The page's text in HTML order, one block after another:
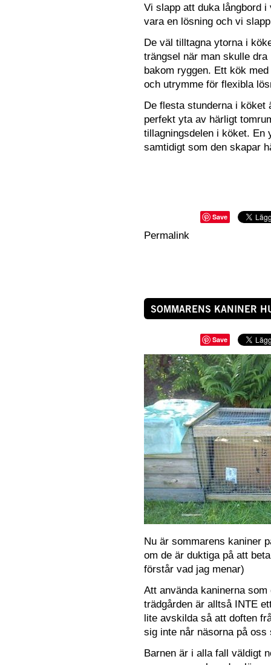
Vi slapp att duka långbord
vara en lösning och vi
De väl tilltagna ytorna i
trängsel när man skulle
bakom ryggen. Ett kök
och utrymme för flexibla
De flesta stunderna i köket
perfekt yta av härligt
tillagningsdelen i köket. En
samtidigt som den skapar
Save
Permalink
SOMMARENS KANINER
Save
Nu är sommarens kaniner
om de är duktiga på att
förstår vad jag menar)
Att använda kaninerna som
trädgården är alltså INTE
lite avskilda så att doften
sig inte når näsorna på
Barnen är i alla fall väldigt